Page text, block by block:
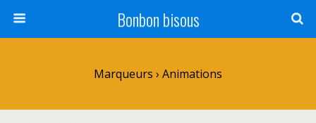
Bonbon bisous
Marqueurs › Animations